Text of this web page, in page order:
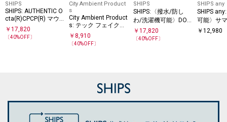
SHIPS
SHIPS: AUTHENTIC O
cta(R)CPCP(R) マウ
ンテン パーカ
￥ 17,820
〔40%OFF〕
City Ambient Product
s
City Ambient Product
s: テック フェイクス
エード(ポリエステル)
G-JACKET
￥8,910
〔40%OFF〕
SHIPS
SHIPS:〈撥水/防し
わ/洗濯機可能〉DOT
AIR(R)ジャケット(セ
ットアップ対応)
￥ 17,820
〔40%OFF〕
SHIPS any
SHIPS
可能〉サ
ジャケッ
￥12,980